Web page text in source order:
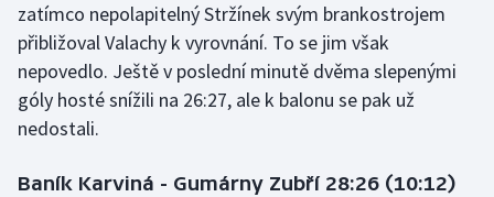
Triatlon
Veslování
Vodní slalom
Volejbal
zatímco nepolapitelný Stržínek svým brankostrojem
přibližoval Valachy k vyrovnání. To se jim však
nepovedlo. Ještě v poslední minutě dvěma slepenými
góly hosté snížili na 26:27, ale k balonu se pak už
nedostali.
Baník Karviná - Gumárny Zubří 28:26 (10:12)